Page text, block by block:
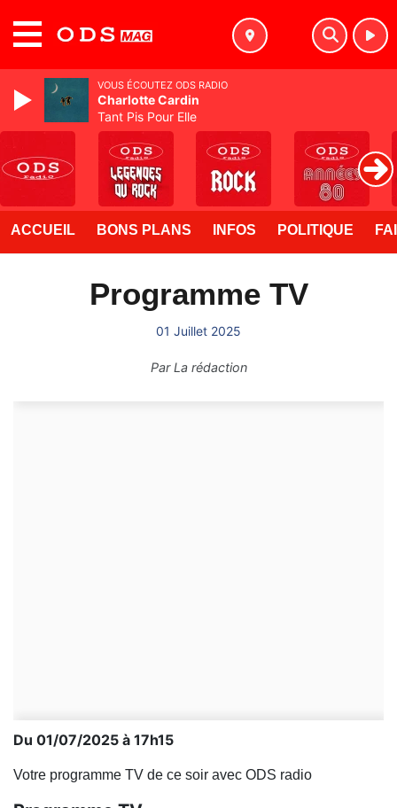
ACCUEIL BONS PLANS INFOS POLITIQUE
Programme TV
01 Juillet 2025
ParLa rédaction
Du 01/07/2025 à 17h15
Votre programme TV de ce soir avec ODS radio
VOUS ÉCOUTEZ ODS RADIO
Charlotte Cardin
Tant Pis Pour Elle